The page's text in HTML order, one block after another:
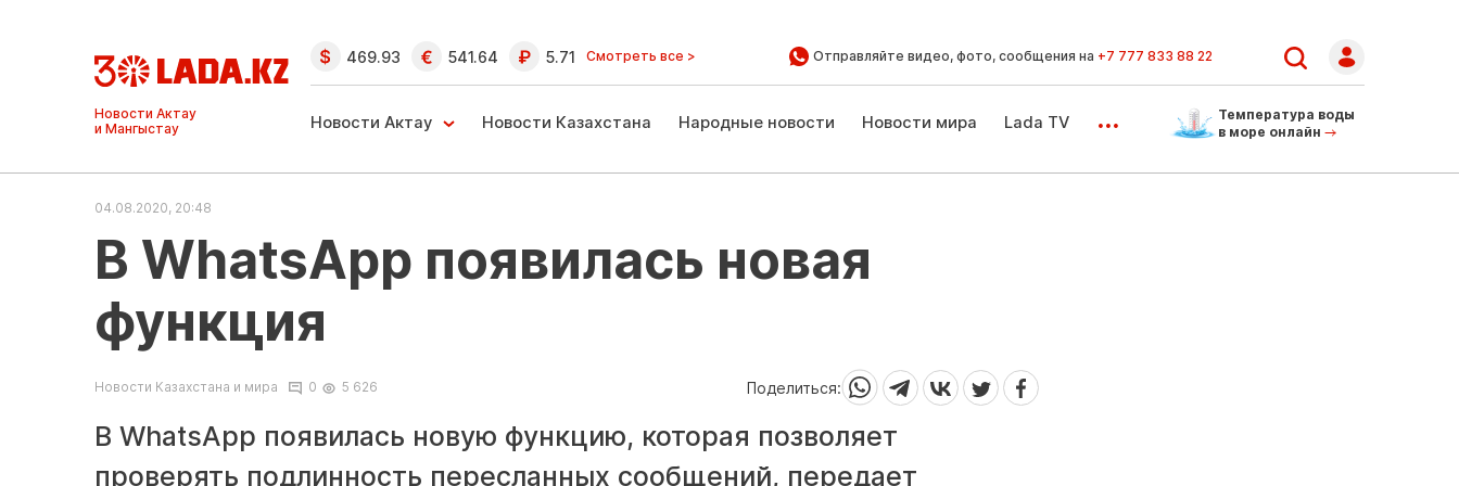
Ақтау және
Манғыстау
жаңалықтары
469.93 541.64 5.71 Смотреть все > Отправляйте видео, фото, сообщения на +7 777 833 88 22
Новости Актау Новости Казахстана Народные новости Новости мира Lada TV ...
Температура воды
в море онлайн
04.08.2020, 20:48
В WhatsApp появилась новая
функция
Новости Казахстана и мира 0 5 626 Поделиться:
В WhatsApp появилась новую функцию, которая позволяет
проверять подлинность пересланных сообщений, передает